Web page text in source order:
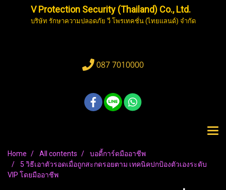
V Protection Security (Thailand) Co., Ltd.
บริษัท รักษาความปลอดภัย วี โพรเทคชั่น (ไทยแลนด์) จำกัด
087 7010000
Home All contents
บอดี้การ์ดมืออาชีพ
5 วิธีเอาตัวรอดเมื่อถูกสะกดรอยตาม เทคนิคปกป้องตัวเองระดับ
VIP โดยมืออาชีพ